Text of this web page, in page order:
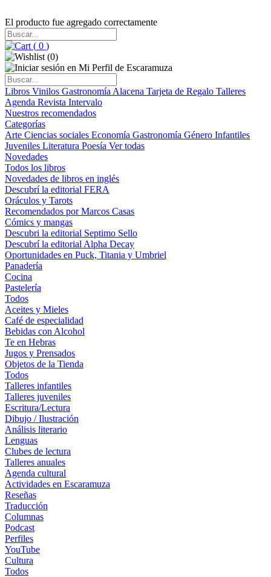
El producto fue agregado correctamente
( 0 )
(0)
Libros Vinilos Gastronomía Alacena Tarjeta de Regalo Talleres
Agenda Revista Intervalo
Nuestros recomendados
Categorías
Arte Ciencias sociales Economía Gastronomía Género Infantiles
Juveniles Literatura Poesía Ver todas
Novedades
Todos los libros
Novedades de libros en inglés
Descubrí la editorial FERA
Oráculos y Tarots
Recomendados por Marcos Casas
Cómics y mangas
Descubri la editorial Septimo Sello
Descubrí la editorial Alpha Decay
Oportunidades en Puck, Titania y Umbriel
Panadería
Cocina
Pastelería
Todos
Aceites y Mieles
Café de especialidad
Bebidas con Alcohol
Te en Hebras
Jugos y Prensados
Objetos de la Tienda
Todos
Talleres infantiles
Talleres juveniles
Escritura/Lectura
Dibujo / Ilustración
Análisis literario
Lenguas
Clubes de lectura
Talleres anuales
Agenda cultural
Actividades en Escaramuza
Reseñas
Traducción
Columnas
Podcast
Perfiles
YouTube
Cultura
Todos